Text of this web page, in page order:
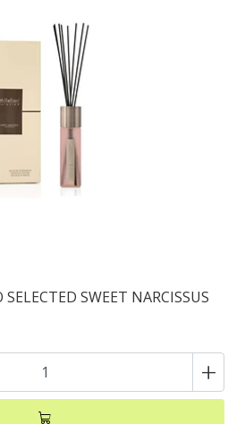
SWEET NARCISSUS
+